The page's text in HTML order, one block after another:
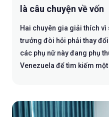
là câu chuyện về vốn
Hai chuyên gia giải thích
trưởng đòi hỏi phải thay
các phụ nữ này đang phụ
Venezuela để tìm kiếm